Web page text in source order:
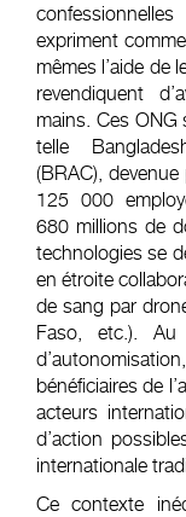
expriment
mêmes l’aide de
revendiquent
mains. Ces
telle
(BRAC),
125 000
680 millions de
technologies se
en étroite
de sang par
Faso, etc.).
bénéficiaires de
acteurs
d’action
internationale
Ce contexte